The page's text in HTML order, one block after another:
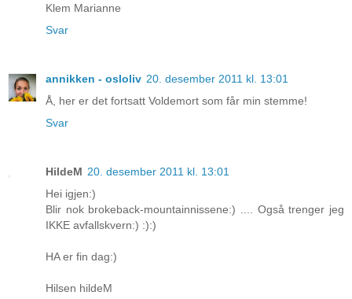
Klem Marianne
Svar
annikken - osloliv 20. desember 2011 kl. 13:01
Å, her er det fortsatt Voldemort som får min stemme!
Svar
HildeM 20. desember 2011 kl. 13:01
Hei igjen:)
Blir nok brokeback-mountainnissene:) .... Også trenger jeg
IKKE avfallskvern:) :):)
HA er fin dag:)
Hilsen hildeM